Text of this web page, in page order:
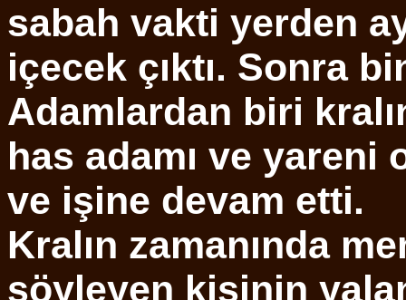
sabah vakti yerden
içecek çıktı. Sonra
Adamlardan biri
has adamı ve
ve işine devam etti.
Kralın zamanında
söyleyen kişinin